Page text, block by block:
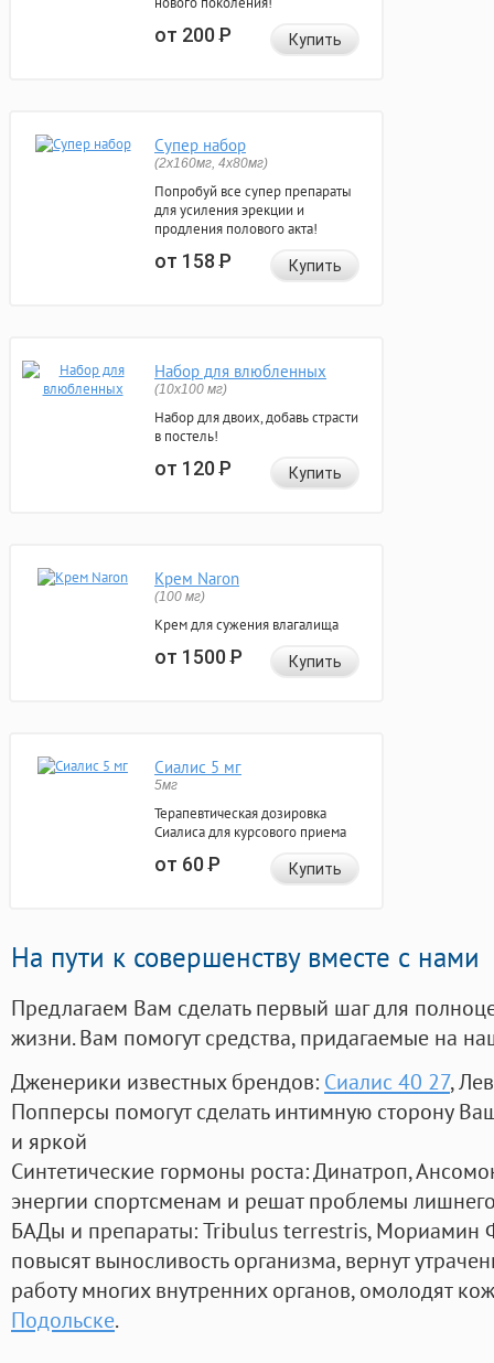
от 200Р Купить
Супер набор
(2х160мг, 4х80мг)
Попробуй все супер препараты
для усиления эрекции и
продления полового акта!
от 158Р Купить
Набор для влюбленных
(10х100 мг)
Набор для двоих, добавь страсти
в постель!
от 120Р Купить
Крем Naron
(100 мг)
Крем для сужения влагалища
от 1500Р Купить
Сиалис 5 мг
5мг
Терапевтическая дозировка
Сиалиса для курсового приема
от 60Р Купить
На пути к совершенству вместе с нами
Предлагаем Вам сделать первый шаг для
жизни. Вам помогут средства, придагаемые на
Дженерики известных брендов: Сиалис 40 27,
Попперсы помогут сделать интимную сторону
и яркой
Синтетические гормоны роста: Динатроп,
энергии спортсменам и решат проблемы
БАДы и препараты:Tribulus terrestris, Мориамин
повысят выносливость организма, вернут
работу многих внутренних органов, омолодят
Подольске.